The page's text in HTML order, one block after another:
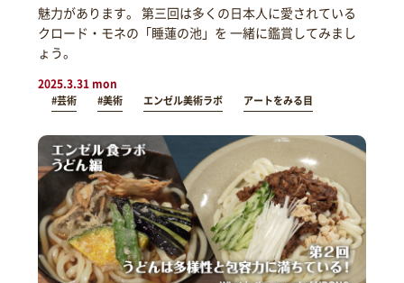
魅力があります。 第三回は多くの日本人に愛されている
クロード・モネの「睡蓮の池」を 一緒に鑑賞してみまし
ょう。
2025.3.31 mon
#芸術 #美術 エンゼル美術ラボ アートをみる目